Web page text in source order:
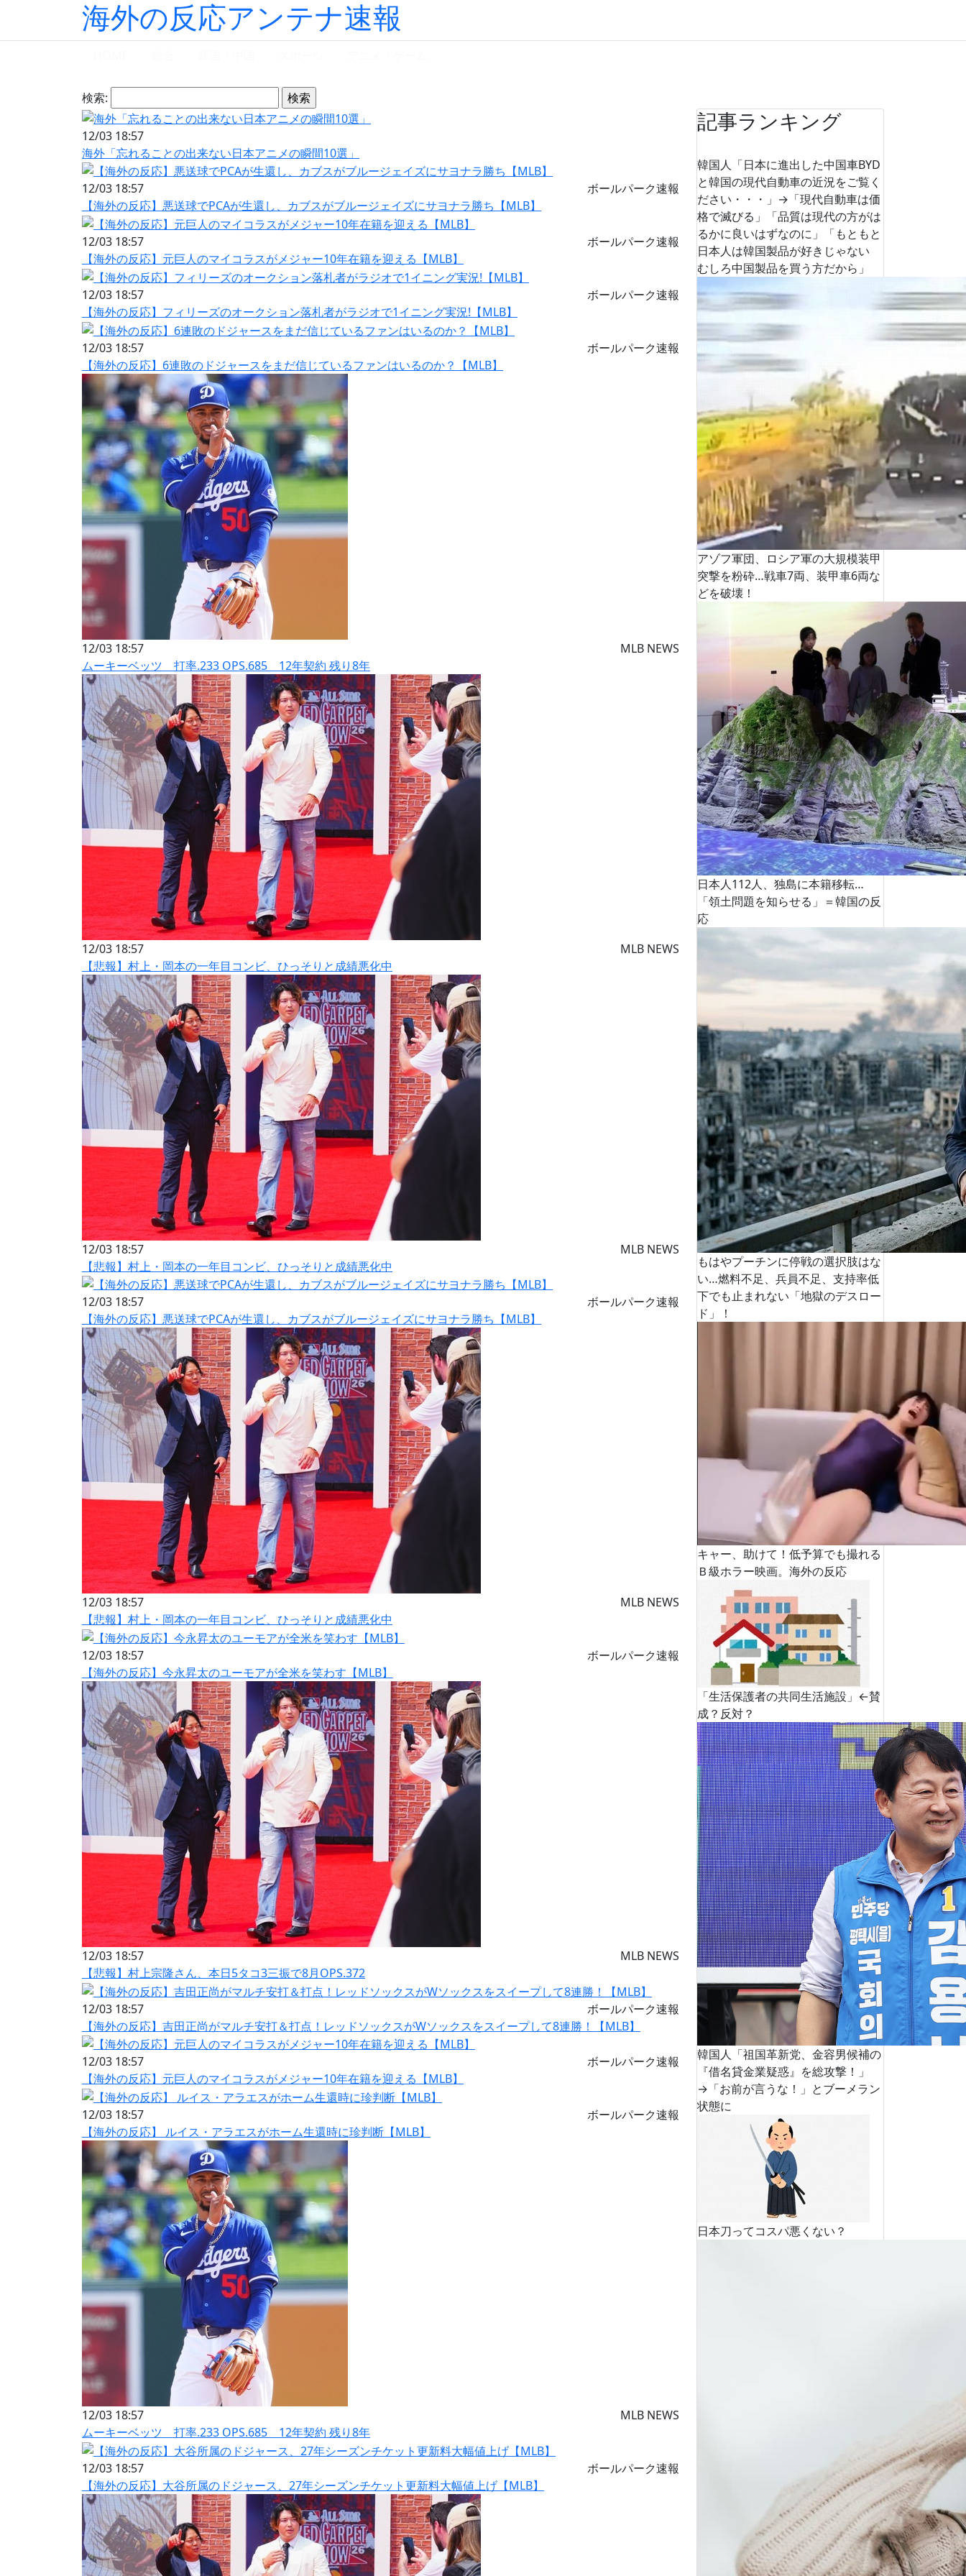
海外の反応アンテナ速報
検索:
12/03 18:57
海外「忘れることの出来ない日本アニメの瞬間10選」
12/03 18:57
ボールパーク速報
【海外の反応】悪送球でPCAが生還し、カブスがブルージェイズにサヨナラ勝ち【MLB】
12/03 18:57
ボールパーク速報
【海外の反応】元巨人のマイコラスがメジャー10年在籍を迎える【MLB】
12/03 18:57
ボールパーク速報
【海外の反応】フィリーズのオークション落札者がラジオで1イニング実況!【MLB】
12/03 18:57
ボールパーク速報
【海外の反応】6連敗のドジャースをまだ信じているファンはいるのか？【MLB】
12/03 18:57
MLB NEWS
ムーキーベッツ 打率.233 OPS.685 12年契約 残り8年
12/03 18:57
MLB NEWS
【悲報】村上・岡本の一年目コンビ、ひっそりと成績悪化中
12/03 18:57
MLB NEWS
【悲報】村上・岡本の一年目コンビ、ひっそりと成績悪化中
12/03 18:57
ボールパーク速報
【海外の反応】悪送球でPCAが生還し、カブスがブルージェイズにサヨナラ勝ち【MLB】
12/03 18:57
MLB NEWS
【悲報】村上・岡本の一年目コンビ、ひっそりと成績悪化中
12/03 18:57
ボールパーク速報
【海外の反応】今永昇太のユーモアが全米を笑わす【MLB】
12/03 18:57
MLB NEWS
【悲報】村上宗隆さん、本日5タコ3三振で8月OPS.372
12/03 18:57
ボールパーク速報
【海外の反応】吉田正尚がマルチ安打＆打点！レッドソックスがWソックスをスイープして8連勝！【MLB】
12/03 18:57
ボールパーク速報
【海外の反応】元巨人のマイコラスがメジャー10年在籍を迎える【MLB】
12/03 18:57
ボールパーク速報
【海外の反応】 ルイス・アラエスがホーム生還時に珍判断【MLB】
12/03 18:57
MLB NEWS
ムーキーベッツ 打率.233 OPS.685 12年契約 残り8年
12/03 18:57
ボールパーク速報
【海外の反応】大谷所属のドジャース、27年シーズンチケット更新料大幅値上げ【MLB】
記事ランキング
韓国人「日本に進出した中国車BYD
と韓国の現代自動車の近況をご覧く
ださい・・・」→「現代自動車は価
格で滅びる」「品質は現代の方がは
るかに良いはずなのに」「もともと
日本人は韓国製品が好きじゃない
むしろ中国製品を買う方だから」
アゾフ軍団、ロシア軍の大規模装甲
突撃を粉砕…戦車7両、装甲車6両な
どを破壊！
日本人112人、独島に本籍移転…
「領土問題を知らせる」＝韓国の反
応
もはやプーチンに停戦の選択肢はな
い…燃料不足、兵員不足、支持率低
下でも止まれない「地獄のデスロー
ド」！
キャー、助けて！低予算でも撮れる
Ｂ級ホラー映画。海外の反応
「生活保護者の共同生活施設」←賛
成？反対？
韓国人「祖国革新党、金容男候補の
『借名貸金業疑惑』を総攻撃！」
→「お前が言うな！」とブーメラン
状態に
日本刀ってコスパ悪くない？